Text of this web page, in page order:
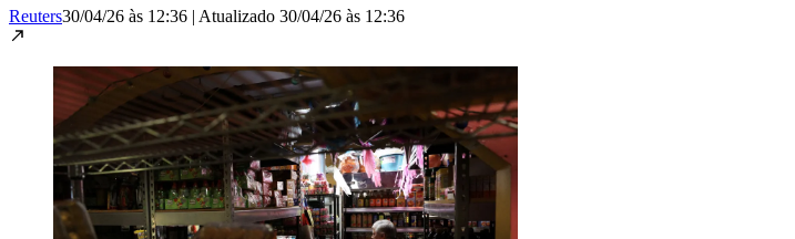
Reuters30/04/26 às 12:36 | Atualizado 30/04/26 às 12:36